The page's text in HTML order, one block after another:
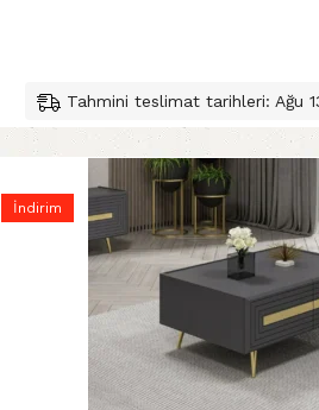
Tahmini teslimat tarihleri: Ağu
İndirim